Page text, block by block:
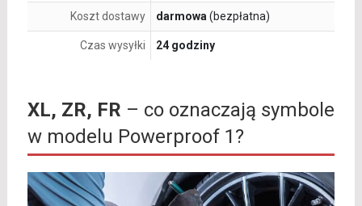
Koszt dostawy darmowa (bezpłatna)
Czas wysyłki 24 godziny
XL, ZR, FR – co oznaczają symbole
w modelu Powerproof 1?